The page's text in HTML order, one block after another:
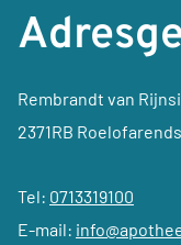
Rembrandt van
2371RB
Tel: 0713319100
E-mail: